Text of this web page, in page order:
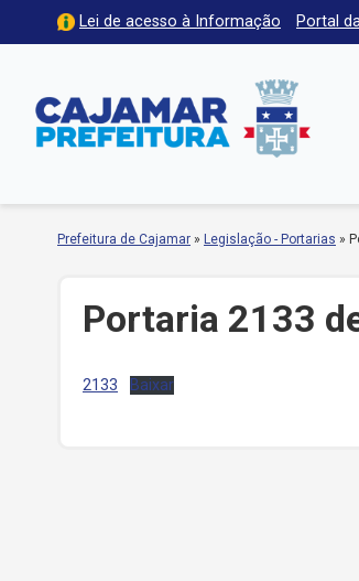
Lei de acesso à Informação Portal
Prefeitura de Cajamar » Legislação - Portarias »
Portaria 2133
2133 Baixar